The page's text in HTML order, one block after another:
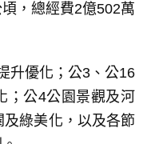
，總經費2億502萬
升優化；公3、公16
；公4公園景觀及河
綠美化，以及各節